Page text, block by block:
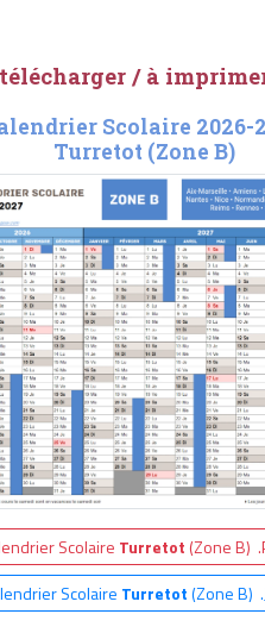
/ à
Scolaire 2026-
Turretot (Zone B)
Scolaire Turretot (Zone B)
Scolaire Turretot(Zone B)